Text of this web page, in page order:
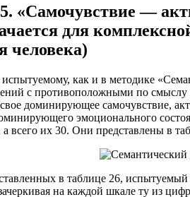
«Самочувствие —
для
человека)
как и в методике
с противоположными по
доминирующее самочувствие,
эмоционального
всего их 30. Они представлены в
в таблице 26,
на каждой шкале ту из